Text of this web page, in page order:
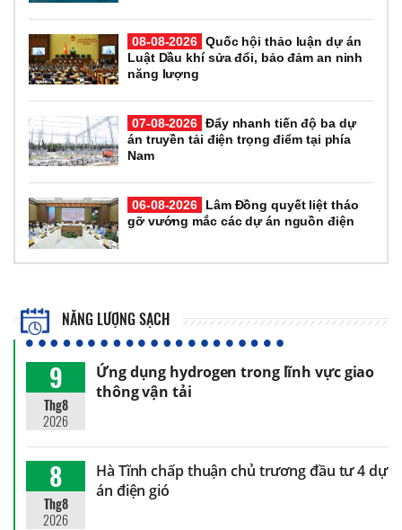
08-08-2026 Quốc hội thảo luận dự án
Luật Dầu khí sửa đổi, bảo đảm an ninh
năng lượng
07-08-2026 Đẩy nhanh tiến độ ba dự
án truyền tải điện trọng điểm tại phía
Nam
06-08-2026
Lâm Đồng quyết liệt tháo
gỡ vướng mắc các dự án nguồn điện
NĂNG LƯỢNG SẠCH
9
Thg8
2026
Ứng dụng hydrogen trong lĩnh vực giao
thông vận tải
8
Thg8
2026
Hà Tĩnh chấp thuận chủ trương đầu tư 4 dự
án điện gió